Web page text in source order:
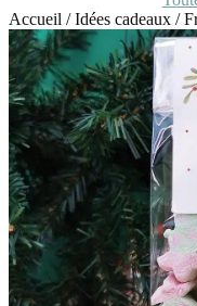
Accueil /Idées cadeaux /